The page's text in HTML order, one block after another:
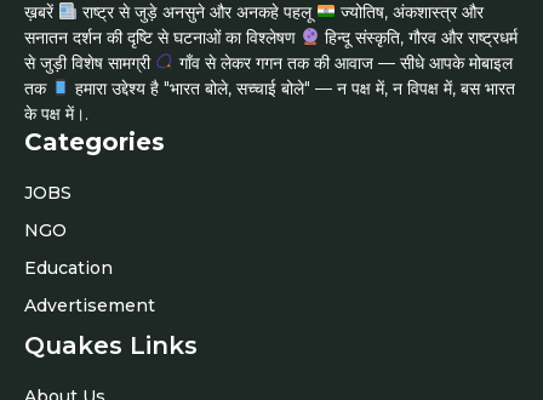
ख़बरें
राष्ट्र से जुड़े अनसुने और अनकहे पहलू
ज्योतिष, अंकशास्त्र और
सनातन दर्शन की दृष्टि से घटनाओं का विश्लेषण
हिन्दू संस्कृति, गौरव और राष्ट्रधर्म
से जुड़ी विशेष सामग्री
गाँव से लेकर गगन तक की आवाज — सीधे आपके मोबाइल
तक
हमारा उद्देश्य है "भारत बोले, सच्चाई बोले" — न पक्ष में, न विपक्ष में, बस भारत
के पक्ष में।.
Categories
JOBS
NGO
Education
Advertisement
Quakes Links